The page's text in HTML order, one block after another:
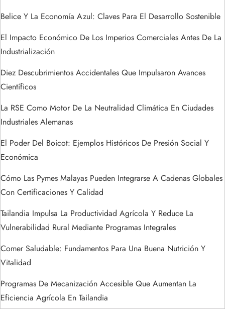
n
t
r
a
d
a
s
Belice Y La Economía Azul: Claves Para El Desarrollo Sostenible
El Impacto Económico De Los Imperios Comerciales Antes De La
Industrialización
Diez Descubrimientos Accidentales Que Impulsaron Avances
Científicos
La RSE Como Motor De La Neutralidad Climática En Ciudades
Industriales Alemanas
El Poder Del Boicot: Ejemplos Históricos De Presión Social Y
Económica
Cómo Las Pymes Malayas Pueden Integrarse A Cadenas Globales
Con Certificaciones Y Calidad
Tailandia Impulsa La Productividad Agrícola Y Reduce La
Vulnerabilidad Rural Mediante Programas Integrales
Comer Saludable: Fundamentos Para Una Buena Nutrición Y
Vitalidad
Programas De Mecanización Accesible Que Aumentan La
Eficiencia Agrícola En Tailandia